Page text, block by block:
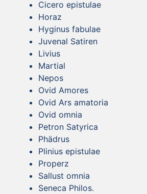
Cicero epistulae
Horaz
Hyginus fabulae
Juvenal Satiren
Livius
Martial
Nepos
Ovid Amores
Ovid Ars amatoria
Ovid omnia
Petron Satyrica
Phädrus
Plinius epistulae
Properz
Sallust omnia
Seneca Philos.